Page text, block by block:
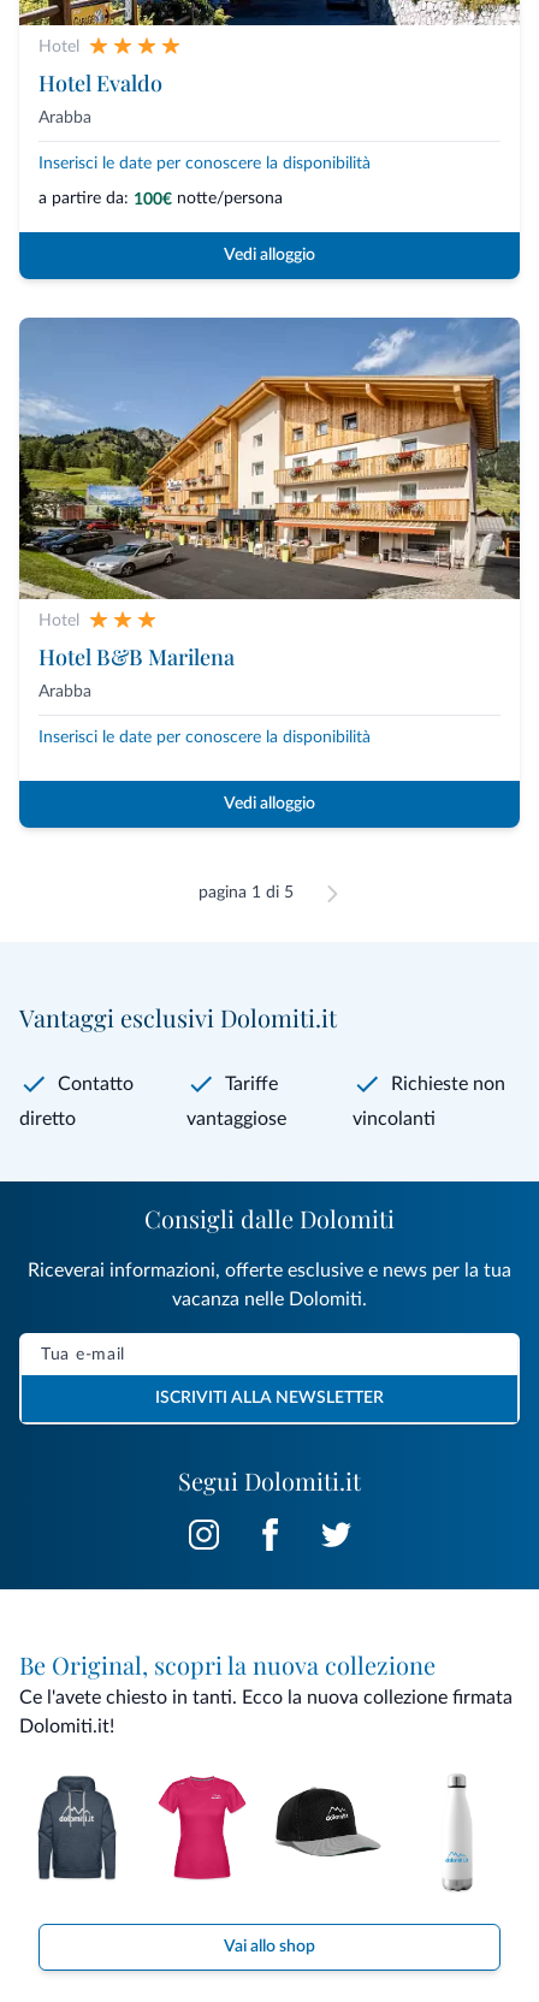
Hotel
Hotel Evaldo
Arabba
Inserisci le date per conoscere la disponibilità
a partire da: 100€ notte/persona
Vedi alloggio
Hotel
Hotel B&B Marilena
Arabba
Inserisci le date per conoscere la disponibilità
Vedi alloggio
pagina 1 di 5
Vantaggi esclusivi Dolomiti.it
Contatto
diretto
Tariffe
vantaggiose
Richieste non
vincolanti
Segui Dolomiti.it
Consigli dalle Dolomiti
Riceverai informazioni, offerte esclusive e news per la tua
vacanza nelle Dolomiti.
ISCRIVITI ALLA NEWSLETTER
Be Original, scopri la nuova collezione
Ce l'avete chiesto in tanti. Ecco la nuova collezione firmata
Dolomiti.it!
Vai allo shop